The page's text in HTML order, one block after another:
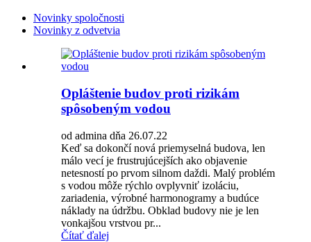
Novinky spoločnosti
Novinky z odvetvia
Opláštenie budov proti rizikám
spôsobeným vodou
od admina dňa 26.07.22
Keď sa dokončí nová priemyselná budova, len
málo vecí je frustrujúcejších ako objavenie
netesností po prvom silnom daždi. Malý problém
s vodou môže rýchlo ovplyvniť izoláciu,
zariadenia, výrobné harmonogramy a budúce
náklady na údržbu. Obklad budovy nie je len
vonkajšou vrstvou pr...
Čítať ďalej